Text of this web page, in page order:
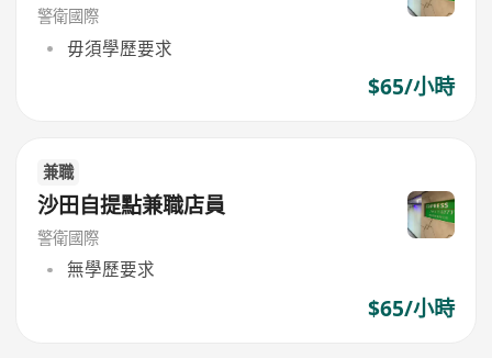
警衛國際
毋須學歷要求
$65/小時
兼職
沙田自提點兼職店員
警衛國際
無學歷要求
$65/小時